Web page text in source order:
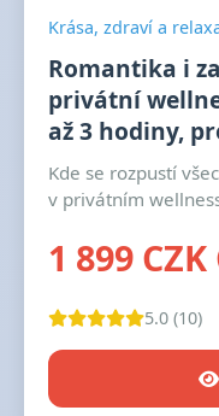
Krása, zdraví a
Romantika i
privátní
až 3 hodiny,
Kde se rozpustí
v privátním
1 899 CZK
5.0 (10)